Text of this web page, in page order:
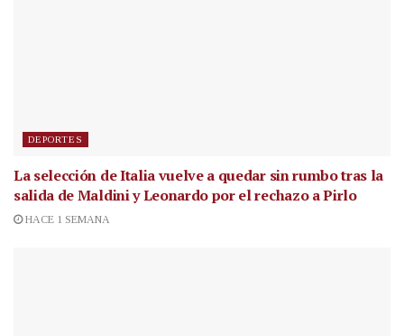
DEPORTES
La selección de Italia vuelve a quedar sin rumbo tras la
salida de Maldini y Leonardo por el rechazo a Pirlo
HACE 1 SEMANA